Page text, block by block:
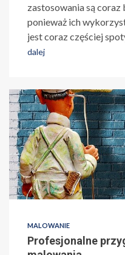
zastosowania są coraz
ponieważ ich
jest coraz częściej
dalej
MALOWANIE
Profesjonalne